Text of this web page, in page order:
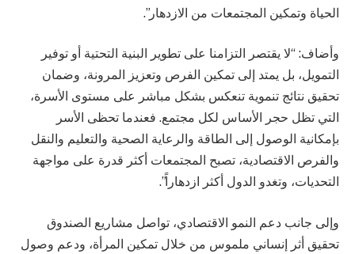
الحياة وتمكين المجتمعات من الازدهار”.
وأضاف: “لا يقتصر التزامنا على تطوير البنية التحتية أو توفير
التمويل، بل يمتد إلى تمكين الفرص وتعزيز المرونة، وضمان
تحقيق نتائج تنموية تنعكس بشكل مباشر على مستوى الأسرة،
التي تظل حجر الأساس لكل مجتمع. فعندما تحظى الأسر
بإمكانية الوصول إلى الطاقة والرعاية الصحية والتعليم والنقل
والفرص الاقتصادية، تصبح المجتمعات أكثر قدرة على مواجهة
التحديات، وتغدو الدول أكثر ازدهاراً”.
وإلى جانب دعم النمو الاقتصادي، تواصل مشاريع الصندوق
تحقيق أثر إنساني ملموس من خلال تمكين المرأة، ودعم وصول